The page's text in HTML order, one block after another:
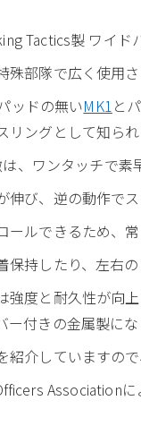
Tactics製 ワイド
部隊で広く使用
ッドの無いMK1 と
ングとして知られ
、ワンタッチで素
び、逆の動作で
ルできるため、
持したり、左右
度と耐久性が向
付きの金属製に
介していますの
Associationに